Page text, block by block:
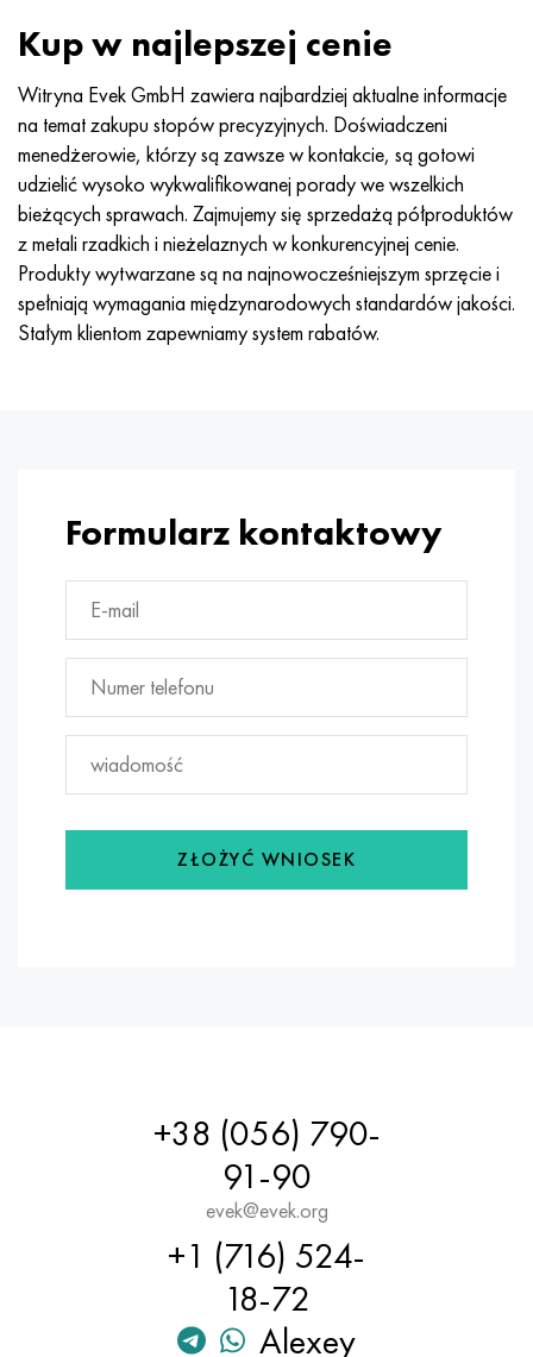
Kup w najlepszej cenie
Witryna Evek GmbH zawiera najbardziej aktualne informacje
na temat zakupu stopów precyzyjnych. Doświadczeni
menedżerowie, którzy są zawsze w kontakcie, są gotowi
udzielić wysoko wykwalifikowanej porady we wszelkich
bieżących sprawach. Zajmujemy się sprzedażą półproduktów
z metali rzadkich i nieżelaznych w konkurencyjnej cenie.
Produkty wytwarzane są na najnowocześniejszym sprzęcie i
spełniają wymagania międzynarodowych standardów jakości.
Stałym klientom zapewniamy system rabatów.
Formularz kontaktowy
ZŁOŻYĆ WNIOSEK
+38 (056) 790-
91-90
evek@evek.org
+1 (716) 524-
18-72
Alexey